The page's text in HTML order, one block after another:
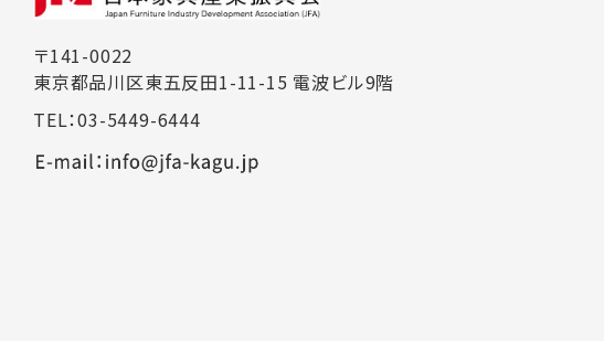
〒141-0022
東京都品川区東五反田1-11-15 電波ビル9階
TEL：03-5449-6444